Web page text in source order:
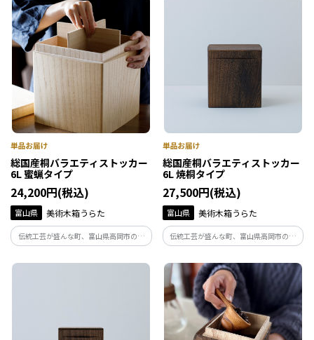
られたオリジナル総国産桐の多用途スト
ッカー。上質なキッチン空間をKIRIFTの
ストッカーと共に。
総国産桐バラエティストッカー
6L 蜜蝋タイプ
24,200円(税込)
富山県 美術木箱うらた
伝統工芸が盛んな町、富山県高岡市の桐
箱製造業者の職人が創り出すキッチンで
活きる桐の箱。細部にまで職人技が込め
総国産桐バラエティストッカー
6L 焼桐タイプ
27,500円(税込)
富山県 美術木箱うらた
伝統工芸が盛んな町、富山県高岡市の桐
箱製造業者の職人が創り出すキッチンで
活きる桐の箱。細部にまで職人技が込め
られたオリジナル総国産桐の多用途スト
ッカー。上質なキッチン空間をKIRIFTの
ストッカーと共に。